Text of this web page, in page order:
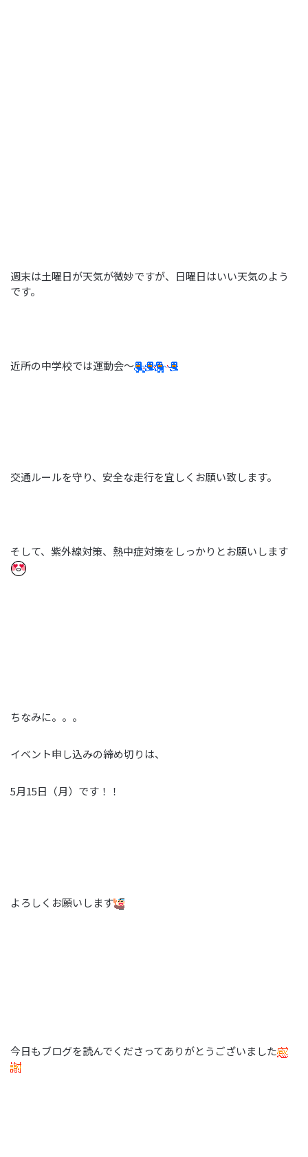
週末は土曜日が天気が微妙ですが、日曜日はいい天気のよう
です。
近所の中学校では運動会～
交通ルールを守り、安全な走行を宜しくお願い致します。
そして、紫外線対策、熱中症対策をしっかりとお願いします
ちなみに。。。
イベント申し込みの締め切りは、
5月15日（月）です！！
よろしくお願いします
今日もブログを読んでくださってありがとうございました